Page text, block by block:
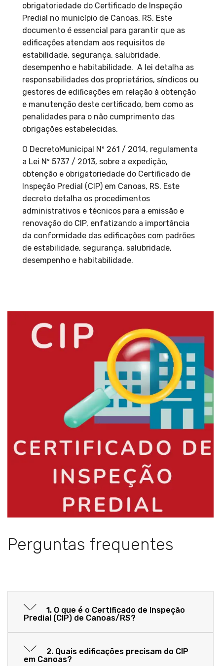
obrigatoriedade do Certificado de Inspeção
Predial no município de Canoas, RS. Este
documento é essencial para garantir que as
edificações atendam aos requisitos de
estabilidade, segurança, salubridade,
desempenho e habitabilidade. A lei detalha as
responsabilidades dos proprietários, síndicos ou
gestores de edificações em relação à obtenção
e manutenção deste certificado, bem como as
penalidades para o não cumprimento das
obrigações estabelecidas.
O DecretoMunicipal Nº 261 / 2014, regulamenta
a Lei Nº 5737 / 2013, sobre a expedição,
obtenção e obrigatoriedade do Certificado de
Inspeção Predial (CIP) em Canoas, RS. Este
decreto detalha os procedimentos
administrativos e técnicos para a emissão e
renovação do CIP, enfatizando a importância
da conformidade das edificações com padrões
de estabilidade, segurança, salubridade,
desempenho e habitabilidade.
Perguntas frequentes
1. O que é o Certificado de Inspeção
Predial (CIP) de Canoas/RS?
2. Quais edificações precisam do CIP
em Canoas?